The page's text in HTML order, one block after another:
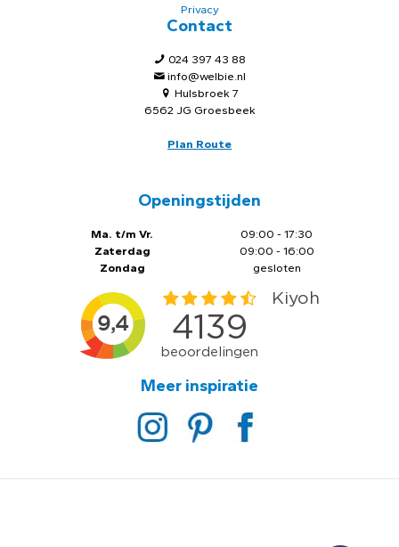
Privacy
Contact
024 397 43 88
info@welbie.nl
Hulsbroek 7
6562 JG Groesbeek
Plan Route
Openingstijden
Ma. t/m Vr.
Zaterdag
Zondag
09:00 - 17:30
09:00 - 16:00
gesloten
Meer inspiratie